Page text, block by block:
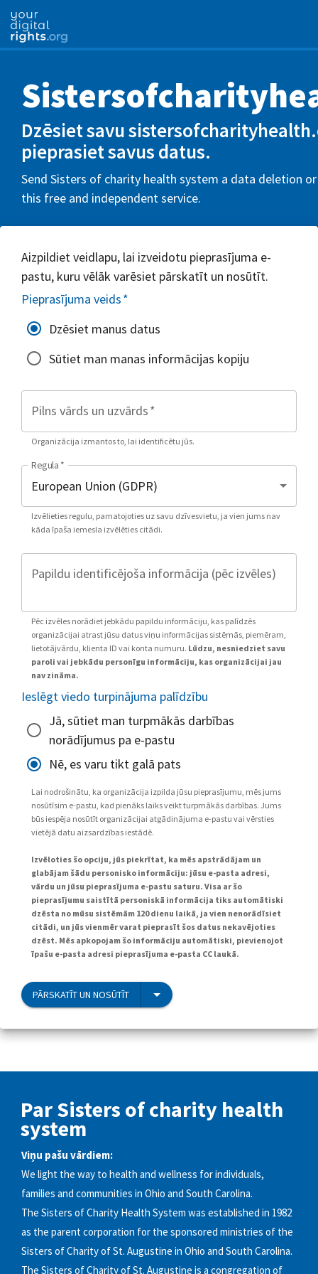
Dzēsiet savu
pieprasiet savus datus.
Send Sisters of charity health system a data deletion
this free and independent service.
Aizpildiet veidlapu, lai izveidotu pieprasījuma e-
pastu, kuru vēlāk varēsiet pārskatīt un nosūtīt.
Pieprasījuma veids*
Dzēsiet manus datus
Sūtiet man manas informācijas kopiju
Pilns vārds un uzvārds*
Organizācija izmantos to, lai identificētu jūs.
Regula *
Izvēlieties regulu, pamatojoties uz savu dzīvesvietu, ja vien jums nav
kāda īpaša iemesla izvēlēties citādi.
Papildu identificējoša informācija (pēc izvēles)
Pēc izvēles norādiet jebkādu papildu informāciju, kas palīdzēs
organizācijai atrast jūsu datus viņu informācijas sistēmās, piemēram,
lietotājvārdu, klienta ID vai konta numuru. Lūdzu, nesniedziet savu
paroli vai jebkādu personīgu informāciju, kas organizācijai jau
nav zināma.
Ieslēgt viedo turpinājuma palīdzību
Jā, sūtiet man turpmākās darbības
norādījumus pa e-pastu
Nē, es varu tikt galā pats
Lai nodrošinātu, ka organizācija izpilda jūsu pieprasījumu, mēs jums
nosūtīsim e-pastu, kad pienāks laiks veikt turpmākās darbības. Jums
būs iespēja nosūtīt organizācijai atgādinājuma e-pastu vai vērsties
vietējā datu aizsardzības iestādē.
Izvēloties šo opciju, jūs piekrītat, ka mēs apstrādājam un
glabājam šādu personisko informāciju: jūsu e-pasta adresi,
vārdu un jūsu pieprasījuma e-pastu saturu. Visa ar šo
pieprasījumu saistītā personiskā informācija tiks automātiski
dzēsta no mūsu sistēmām 120 dienu laikā, ja vien nenorādīsiet
citādi, un jūs vienmēr varat pieprasīt šos datus nekavējoties
dzēst. Mēs apkopojam šo informāciju automātiski, pievienojot
īpašu e-pasta adresi pieprasījuma e-pasta CC laukā.
PĀRSKATĪT UN NOSŪTĪT
Par Sisters of charity health
system
Viņu pašu vārdiem:
We light the way to health and wellness for individuals,
families and communities in Ohio and South Carolina.
The Sisters of Charity Health System was established in 1982
as the parent corporation for the sponsored ministries of the
Sisters of Charity of St. Augustine in Ohio and South Carolina.
The Sisters of Charity of St. Augustine is a congregation of